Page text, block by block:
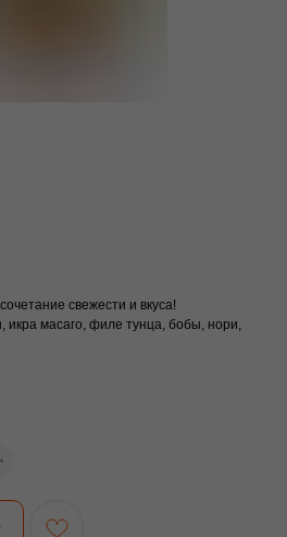
свежести и вкуса!
икра масаго, филе тунца, бобы, нори,